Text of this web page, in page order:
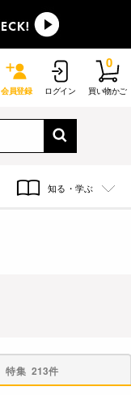
会員登録 ログイン 買い物かご
0
知る・学ぶ
特集 213件